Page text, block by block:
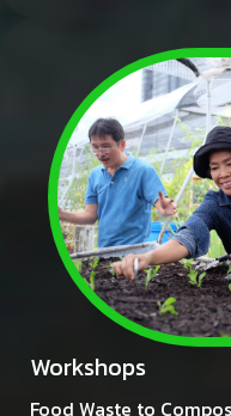
Workshops
Food Waste to